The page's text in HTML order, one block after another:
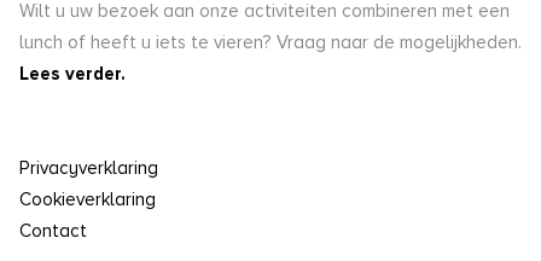
Wilt u uw bezoek aan onze activiteiten combineren met een
lunch of heeft u iets te vieren? Vraag naar de mogelijkheden.
Lees verder.
Privacyverklaring
Cookieverklaring
Contact